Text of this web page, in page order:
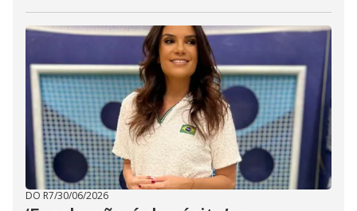
DO R7/30/06/2026